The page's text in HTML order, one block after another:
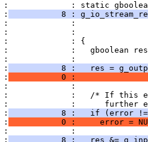
:             : static
:
8 :
:             :
:             :
: {
:             :   gboolean
:             :
:
8 :   res =
:
0 :
:             :
:             :   /* If this
:             :      further
:
8 :   if (error
:
0 :     error =
:             :
:
8 :   res &=